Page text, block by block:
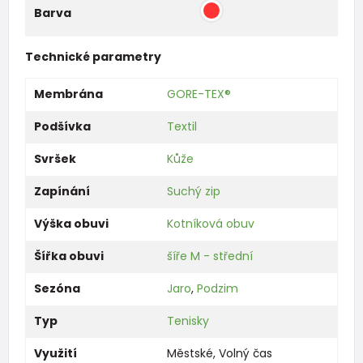
Barva
Technické parametry
Membrána
GORE-TEX®
Podšívka
Textil
Svršek
Kůže
Zapínání
Suchý zip
Výška obuvi
Kotníková obuv
Šířka obuvi
šíře M - střední
Sezóna
Jaro, Podzim
Typ
Tenisky
Využití
Městské, Volný čas